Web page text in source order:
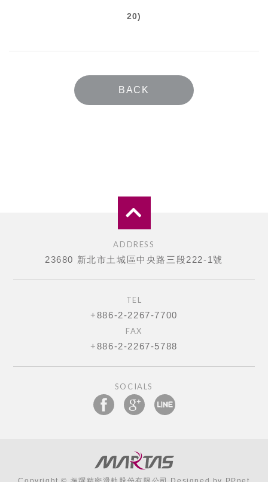
20)
BACK
ADDRESS
23680 新北市土城區中央路三段222-1號
TEL
+886-2-2267-7700
FAX
+886-2-2267-5788
SOCIALS